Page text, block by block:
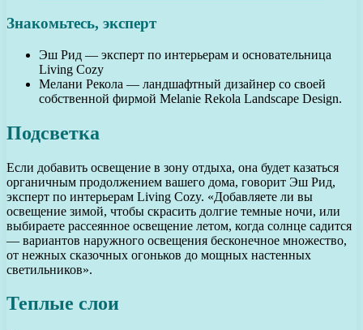
Знакомьтесь, эксперт
Эш Рид — эксперт по интерьерам и основательница
Living Cozy
Мелани Рекола — ландшафтный дизайнер со своей
собственной фирмой Melanie Rekola Landscape Design.
Подсветка
Если добавить освещение в зону отдыха, она будет казаться
органичным продолжением вашего дома, говорит Эш Рид,
эксперт по интерьерам Living Cozy. «Добавляете ли вы
освещение зимой, чтобы скрасить долгие темные ночи, или
выбираете рассеянное освещение летом, когда солнце садится
— вариантов наружного освещения бесконечное множество,
от нежных сказочных огоньков до мощных настенных
светильников».
Теплые слои